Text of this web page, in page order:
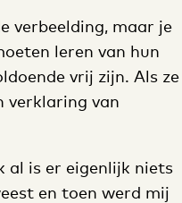
verbeelding, maar je
leren van hun
vrij zijn. Als ze
verklaring van
al is er eigenlijk niets
en toen werd mij